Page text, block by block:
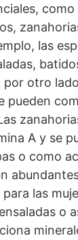
las
por otro
pueden
A y se
o como
las
o